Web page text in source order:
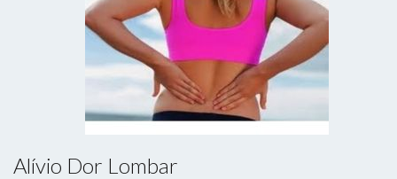
Alívio Dor Lombar